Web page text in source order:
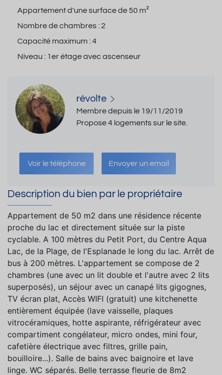
Appartement d'une surface de50 m²
Nombre de chambres :2
Capacité maximum :4
Niveau : 1er étage avec ascenseur
révolte
Membre depuis le 19/11/2019
Propose 4 logements sur le site.
Voir le téléphone Envoyer un email
Description du bien par le propriétaire
Appartement de 50 m2 dans une résidence récente
proche du lac et directement située sur la piste
cyclable. A 100 mètres du Petit Port, du Centre Aqua
Lac, de la Plage, de l'Esplanade le long du lac. Arrêt de
bus à 200 mètres. L'appartement se compose de 2
chambres (une avec un lit double et l'autre avec 2 lits
superposés), un séjour avec un canapé lits gigognes,
TV écran plat, Accès WIFI (gratuit) une kitchenette
entièrement équipée (lave vaisselle, plaques
vitrocéramiques, hotte aspirante, réfrigérateur avec
compartiment congélateur, micro ondes, mini four,
cafetière électrique avec filtres, grille pain,
bouilloire...). Salle de bains avec baignoire et lave
linge. WC séparés. Belle terrasse fleurie de 8m2